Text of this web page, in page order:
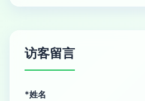
访客留言
*姓名